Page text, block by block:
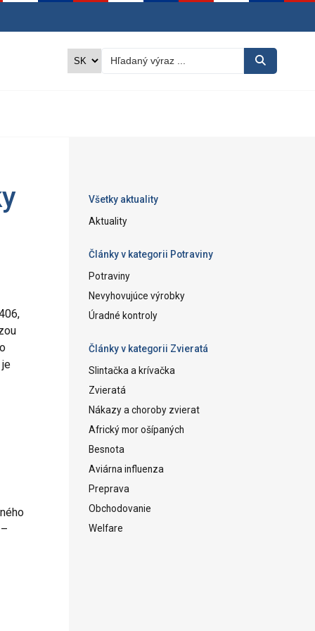
Všetky aktuality
Aktuality
Články v kategorii Potraviny
Potraviny
Nevyhovujúce výrobky
Úradné kontroly
Články v kategorii Zvieratá
Slintačka a krívačka
Zvieratá
Nákazy a choroby zvierat
Africký mor ošípaných
Besnota
Aviárna influenza
Preprava
Obchodovanie
Welfare